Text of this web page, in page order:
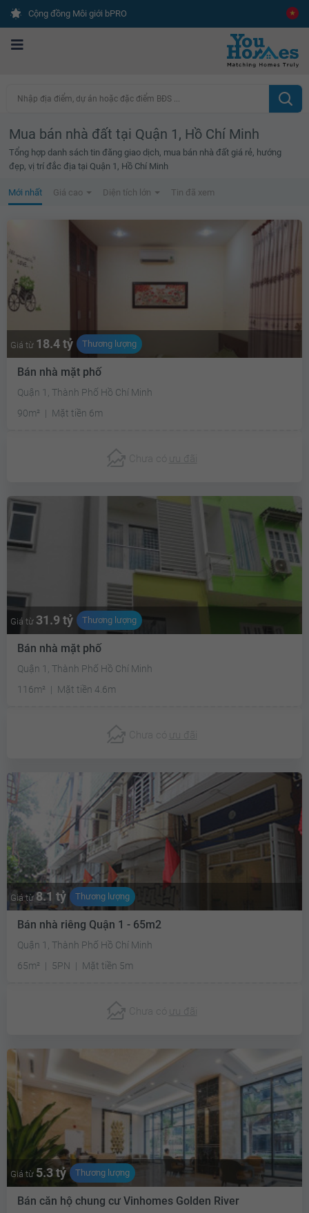
Cộng đồng Môi giới bPRO
Nhập địa điểm, dự án hoặc đặc điểm BĐS ...
Mua bán nhà đất tại Quận 1, Hồ Chí Minh
Tổng hợp danh sách tin đăng giao dịch, mua bán nhà đất giá rẻ, hướng
đẹp, vị trí đắc địa tại Quận 1, Hồ Chí Minh
Mới nhất Giá cao Diện tích lớn Tin đã xem
Giá từ 18.4 tỷ Thương lượng
Bán nhà mặt phố
Quận 1, Thành Phố Hồ Chí Minh
90m²
Mặt tiền 6m
Chưa có ưu đãi
Giá từ 31.9 tỷ Thương lượng
Bán nhà mặt phố
Quận 1, Thành Phố Hồ Chí Minh
116m²
Mặt tiền 4.6m
Chưa có ưu đãi
Giá từ8.1 tỷ Thương lượng
Bán nhà riêng Quận 1 - 65m2
Quận 1, Thành Phố Hồ Chí Minh
65m²
5PN Mặt tiền 5m
Chưa có ưu đãi
Giá từ 5.3 tỷ Thương lượng
Bán căn hộ chung cư Vinhomes Golden River